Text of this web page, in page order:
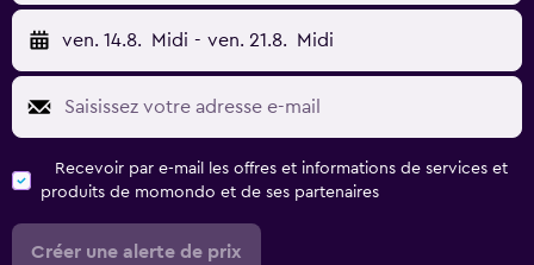
ven. 14.8. Midi - ven. 21.8. Midi
Recevoir par e-mail les offres et informations de services et
produits de momondo et de ses partenaires
Créer une alerte de prix